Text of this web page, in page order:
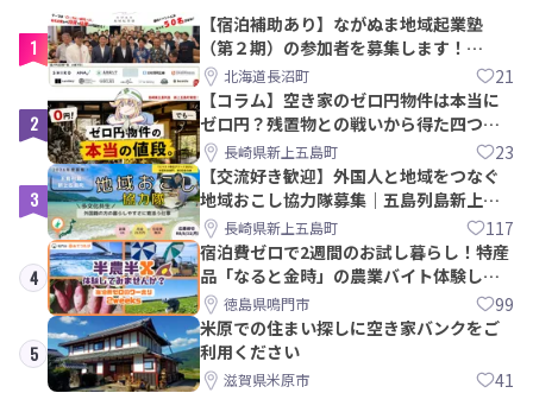
1
【宿泊補助あり】ながぬま地域起業塾
（第２期）の参加者を募集します！
【8/21〆】
北海道長沼町 21
2
【コラム】空き家のゼロ円物件は本当に
ゼロ円？残置物との戦いから得た四つの
教訓｜新上五島町
長崎県新上五島町 23
3
【交流好き歓迎】外国人と地域をつなぐ
地域おこし協力隊募集｜五島列島新上五
島町長崎県新上五島町 117
4
宿泊費ゼロで2週間のお試し暮らし！特産
品「なると金時」の農業バイト体験して
みませんか？
徳島県鳴門市 99
5
米原での住まい探しに空き家バンクをご
利用ください
滋賀県米原市 41